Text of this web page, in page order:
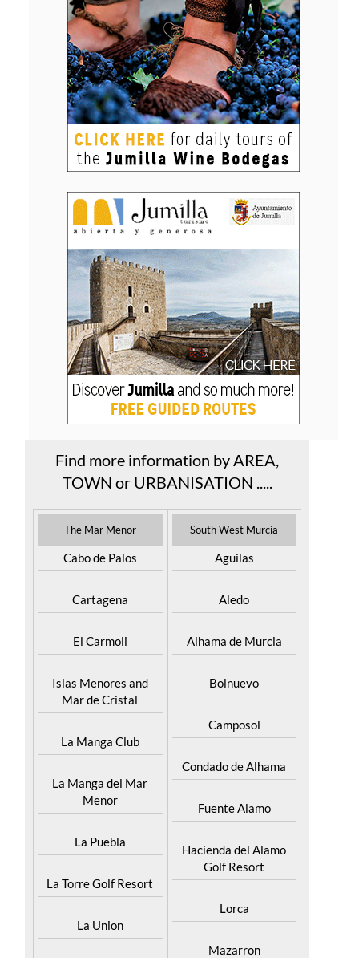
Find more information by AREA,
TOWN or URBANISATION .....
The Mar Menor
Cabo de Palos
Cartagena
El Carmoli
Islas Menores and
Mar de Cristal
La Manga Club
La Manga del Mar
Menor
La Puebla
La Torre Golf Resort
La Union
South West Murcia
Aguilas
Aledo
Alhama de Murcia
Bolnuevo
Camposol
Condado de Alhama
Fuente Alamo
Hacienda del Alamo
Golf Resort
Lorca
Mazarron